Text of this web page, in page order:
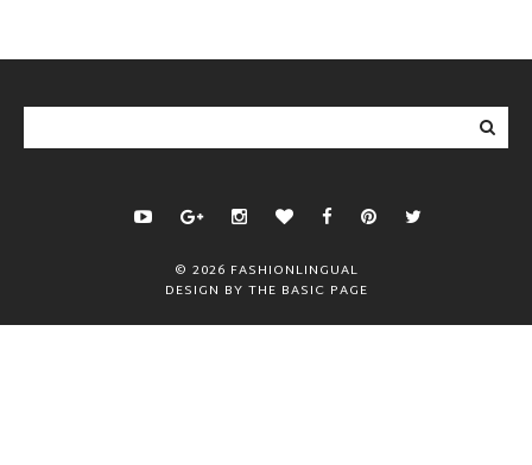
© 2026 FASHIONLINGUAL
DESIGN BY THE BASIC PAGE